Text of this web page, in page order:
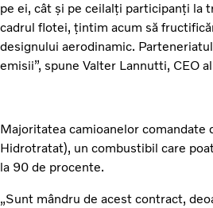
pe ei, cât și pe ceilalți participanți la
cadrul flotei, țintim acum să
designului aerodinamic.
emisii”, spune Valter Lannutti, CEO
Majoritatea camioanelor comandate
Hidrotratat), un combustibil care
la 90 de procente.
„Sunt mândru de acest contract,